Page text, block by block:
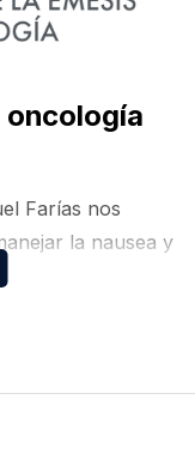
oncología
Farías nos
la nausea y